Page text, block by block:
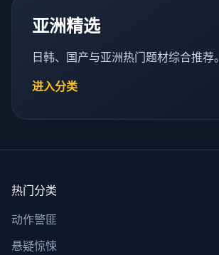
亚洲精选
日韩、国产与亚洲热门题材综合推荐。
进入分类
热门分类
动作警匪
悬疑惊悚